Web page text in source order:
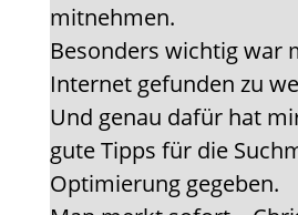
mitnehmen.
Besonders wichtig war
Internet gefunden zu
Und genau dafür hat
gute Tipps für die
Optimierung gegeben.